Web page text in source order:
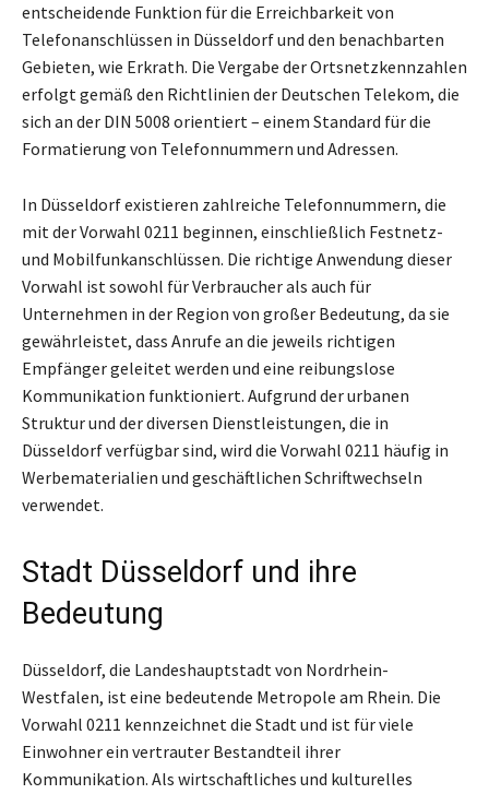
entscheidende Funktion für die Erreichbarkeit von
Telefonanschlüssen in Düsseldorf und den benachbarten
Gebieten, wie Erkrath. Die Vergabe der Ortsnetzkennzahlen
erfolgt gemäß den Richtlinien der Deutschen Telekom, die
sich an der DIN 5008 orientiert – einem Standard für die
Formatierung von Telefonnummern und Adressen.
In Düsseldorf existieren zahlreiche Telefonnummern, die
mit der Vorwahl 0211 beginnen, einschließlich Festnetz-
und Mobilfunkanschlüssen. Die richtige Anwendung dieser
Vorwahl ist sowohl für Verbraucher als auch für
Unternehmen in der Region von großer Bedeutung, da sie
gewährleistet, dass Anrufe an die jeweils richtigen
Empfänger geleitet werden und eine reibungslose
Kommunikation funktioniert. Aufgrund der urbanen
Struktur und der diversen Dienstleistungen, die in
Düsseldorf verfügbar sind, wird die Vorwahl 0211 häufig in
Werbematerialien und geschäftlichen Schriftwechseln
verwendet.
Stadt Düsseldorf und ihre
Bedeutung
Düsseldorf, die Landeshauptstadt von Nordrhein-
Westfalen, ist eine bedeutende Metropole am Rhein. Die
Vorwahl 0211 kennzeichnet die Stadt und ist für viele
Einwohner ein vertrauter Bestandteil ihrer
Kommunikation. Als wirtschaftliches und kulturelles